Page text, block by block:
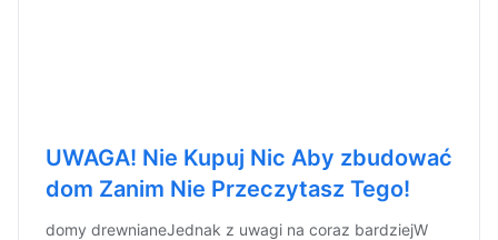
UWAGA! Nie Kupuj Nic Aby zbudować
dom Zanim Nie Przeczytasz Tego!
domy drewnianeJednak z uwagi na coraz bardziejW